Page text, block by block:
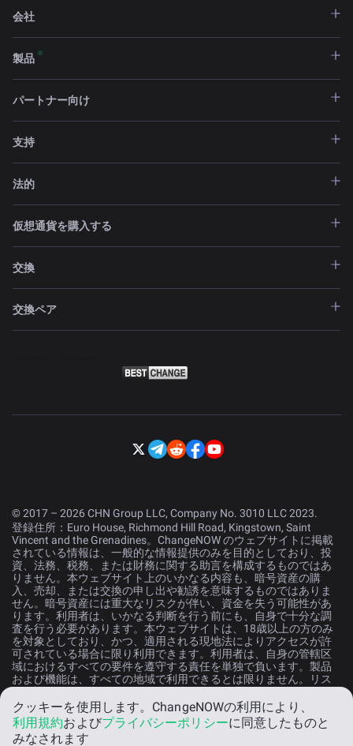
会社
製品
パートナー向け
支持
法的
仮想通貨を購入する
交換
交換ペア
© 2017 – 2026 CHN Group LLC, Company No. 3010 LLC 2023.
登録住所：Euro House, Richmond Hill Road, Kingstown, Saint
Vincent and the Grenadines。ChangeNOW のウェブサイトに掲載
されている情報は、一般的な情報提供のみを目的としており、投
資、法務、税務、または財務に関する助言を構成するものではあ
りません。本ウェブサイト上のいかなる内容も、暗号資産の購
入、売却、または交換の申し出や勧誘を意味するものではありま
せん。暗号資産には重大なリスクが伴い、資金を失う可能性があ
ります。利用者は、いかなる判断を行う前にも、自身で十分な調
査を行う必要があります。本ウェブサイトは、18歳以上の方のみ
を対象としており、かつ、適用される現地法によりアクセスが許
可されている場合に限り利用できます。利用者は、自身の管轄区
域におけるすべての要件を遵守する責任を単独で負います。製品
および機能は、すべての地域で利用できるとは限りません。リス
日本語
クッキーを使用します。 ChangeNOWの利用により、
利用規約およびプライバシーポリシーに同意したものと
みなされます